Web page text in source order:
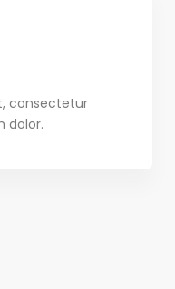
consectetur
dolor.